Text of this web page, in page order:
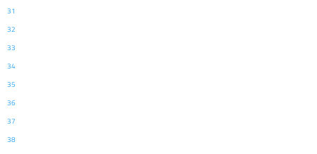
31
32
33
34
35
36
37
38